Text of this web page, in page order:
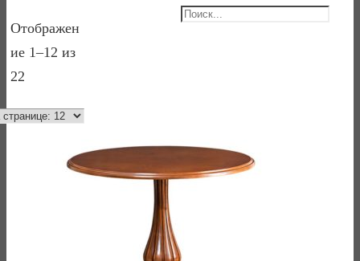
Отображен
ие 1–12 из
22